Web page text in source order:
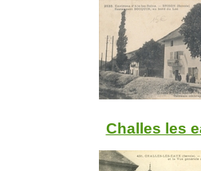
Challes les